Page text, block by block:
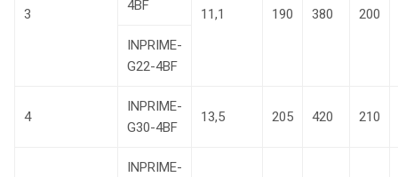
3
4BF
11,1 190 380
200
INPRIME-
G22-4BF
4
INPRIME-
G30-4BF
13,5 205 420 210
INPRIME-